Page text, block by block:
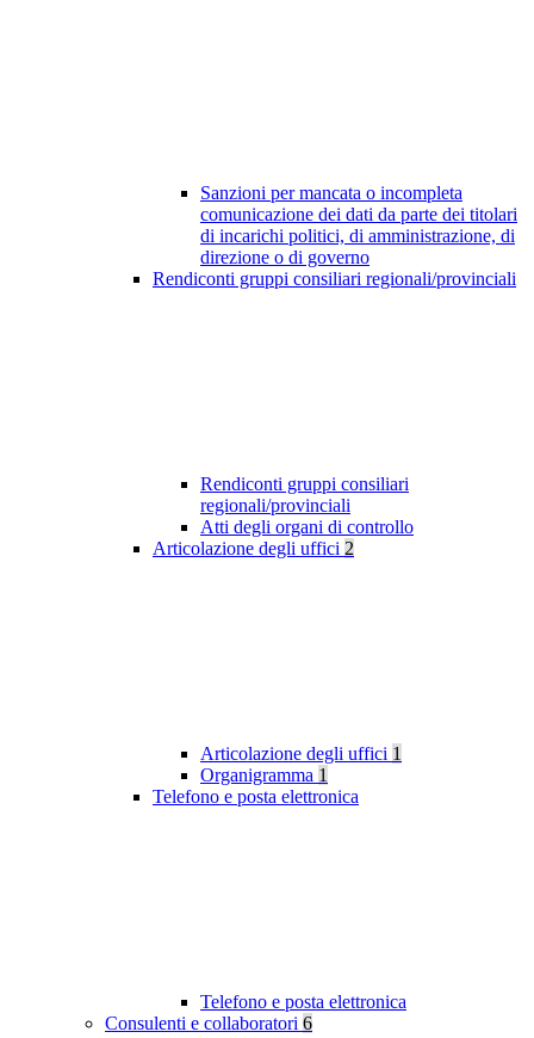
Sanzioni per mancata o incompleta
comunicazione dei dati da parte dei titolari
di incarichi politici, di amministrazione, di
direzione o di governo
Rendiconti gruppi consiliari regionali/provinciali
Rendiconti gruppi consiliari
regionali/provinciali
Atti degli organi di controllo
Articolazione degli uffici 2
Articolazione degli uffici 1
Organigramma 1
Telefono e posta elettronica
Telefono e posta elettronica
Consulenti e collaboratori 6